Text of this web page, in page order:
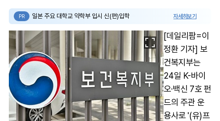
PR 일본 주요 대학교 약학부 입시 신(편)입학 자세히보기
[데일리팜=이
정환 기자] 보
건복지부는
24일 K-바이
오·백신 7호 펀
드의 주관 운
용사로 '(유)프